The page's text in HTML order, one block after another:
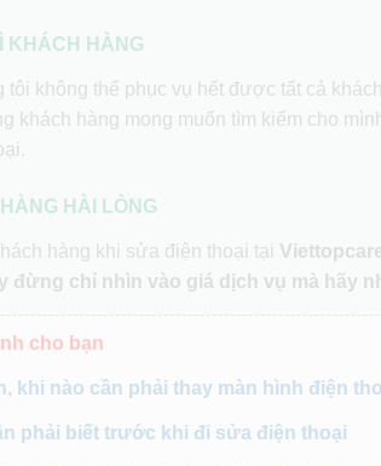
KHÁCH HÀNG
không thể phục vụ hết được tất cả
khách hàng mong muốn tìm kiếm cho
HÀI LÒNG
hàng khi sửa điện thoại tại
đừng chỉ nhìn vào giá dịch vụ mà hãy
cho bạn
khi nào cần phải thay màn hình điện
phải biết trước khi đi sửa điện thoại